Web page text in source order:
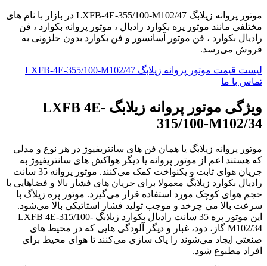
موتور پروانه زیلابگ LXFB-4E-355/100-M102/47 در بازار با نام های
مختلفی مانند موتور پره بکوارد رادیال ، موتور پروانه بکوارد ، فن
رادیال بکوارد ، فن موتور آسانسور و فن بکوارد بدون حلزونی به
فروش می‌رسد.
لیست قیمت موتور پروانه زیلابگ LXFB-4E-355/100-M102/47
تماس با ما
ویژگی موتور پروانه زیلابگ LXFB 4E-
315/100-M102/34
موتور پروانه زیلابگ یا همان فن های سانتریفیوژ در هر نوع و مدلی
که هستند اعم از موتور پروانه یا دیگر هواکش های سانتریفیوژ به
جریان هوای ثابت و یکنواخت کمک می‌کنند. موتور پروانه 35 سانت
رادیال بکوارد زیلابگ معمولا برای جریان های فشار بالا و فضاهایی با
حجم هوای کوچک مورد استفاده قرار می‌گیرد. موتور پره زیلاگ با
سرعت بالا می چرخد و موجب تولید فشار استاتیکی بالا می‌شود.
این موتور پره 35 سانت رادیال بکوارد زیلابگ LXFB 4E-315/100-
M102/34 گاز، دود، غبار و دیگر آلودگی هایی که در محیط های
صنعتی ایجاد می‌شوند را پاک سازی می‌کنند تا هوای محیط برای
افراد مطبوع شود.